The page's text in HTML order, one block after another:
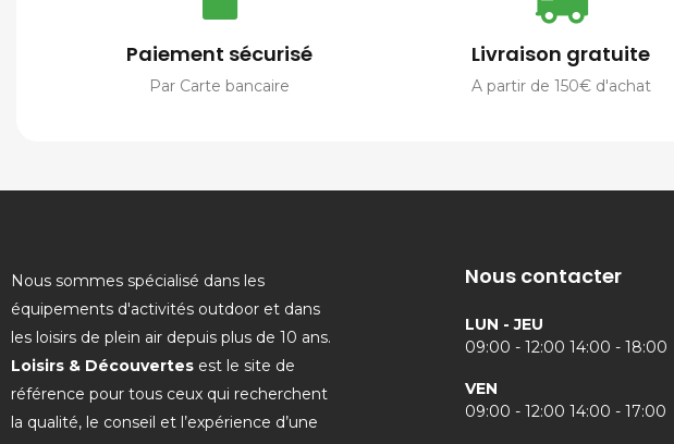
Paiement sécurisé
Par Carte bancaire
Livraison gratuite
A partir de 150€ d'achat
Nous sommes spécialisé dans les
équipements d'activités outdoor et dans
les loisirs de plein air depuis plus de 10 ans.
Loisirs & Découvertes est le site de
référence pour tous ceux qui recherchent
la qualité, le conseil et l’expérience d’une
Nous contacter
LUN - JEU
09:00 - 12:00 14:00 - 18:00
VEN
09:00 - 12:00 14:00 - 17:00